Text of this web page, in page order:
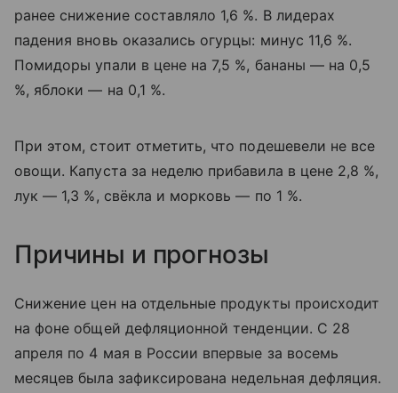
ранее снижение составляло 1,6 %. В лидерах
падения вновь оказались огурцы: минус 11,6 %.
Помидоры упали в цене на 7,5 %, бананы — на 0,5
%, яблоки — на 0,1 %.
При этом, стоит отметить, что подешевели не все
овощи. Капуста за неделю прибавила в цене 2,8 %,
лук — 1,3 %, свёкла и морковь — по 1 %.
Причины и прогнозы
Снижение цен на отдельные продукты происходит
на фоне общей дефляционной тенденции. С 28
апреля по 4 мая в России впервые за восемь
месяцев была зафиксирована недельная дефляция.